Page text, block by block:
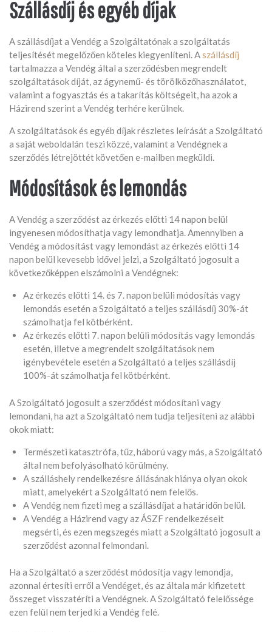
Szállásdíj és egyéb díjak
A szállásdíjat a Vendég a Szolgáltatónak a szolgáltatás
teljesítését megelőzően köteles kiegyenlíteni. Aszállásdíj
tartalmazza a Vendég által a szerződésben megrendelt
szolgáltatások díját, az ágynemű- és törölközőhasználatot,
valamint a fogyasztás és a takarítás költségeit, ha azok a
Házirend szerint a Vendég terhére kerülnek.
A szolgáltatások és egyéb díjak részletes leírását a Szolgáltató
a saját weboldalán teszi közzé, valamint a Vendégnek a
szerződés létrejöttét követően e-mailben megküldi.
Módosítások és lemondás
A Vendég a szerződést az érkezés előtti 14 napon belül
ingyenesen módosíthatja vagy lemondhatja. Amennyiben a
Vendég a módosítást vagy lemondást az érkezés előtti 14
napon belül kevesebb idővel jelzi, a Szolgáltató jogosult a
következőképpen elszámolni a Vendégnek:
Az érkezés előtti 14. és 7. napon belüli módosítás vagy
lemondás esetén a Szolgáltató a teljes szállásdíj 30%-át
számolhatja fel kötbérként.
Az érkezés előtti 7. napon belüli módosítás vagy lemondás
esetén, illetve a megrendelt szolgáltatások nem
igénybevétele esetén a Szolgáltató a teljes szállásdíj
100%-át számolhatja fel kötbérként.
A Szolgáltató jogosult a szerződést módosítani vagy
lemondani, ha azt a Szolgáltató nem tudja teljesíteni az alábbi
okok miatt:
Természeti katasztrófa, tűz, háború vagy más, a Szolgáltató
által nem befolyásolható körülmény.
A szálláshely rendelkezésre állásának hiánya olyan okok
miatt, amelyekért a Szolgáltató nem felelős.
A Vendég nem fizeti meg a szállásdíjat a határidőn belül.
A Vendég a Házirend vagy az ÁSZF rendelkezéseit
megsérti, és ezen megszegés miatt a Szolgáltató jogosult a
szerződést azonnal felmondani.
Ha a Szolgáltató a szerződést módosítja vagy lemondja,
azonnal értesíti erről a Vendéget, és az általa már kifizetett
összeget visszatéríti a Vendégnek. A Szolgáltató felelőssége
ezen felül nem terjed ki a Vendég felé.